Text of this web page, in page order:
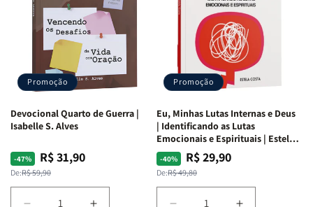
Promoção
Devocional Quarto de Guerra |
Isabelle S. Alves
-47%
Preço
normal
De:R$ 59,90
Preço
promocional
R$ 31,90
Promoção
Eu, Minhas Lutas Internas e Deus
| Identificando as Lutas
Emocionais e Espirituais | Estela
Costa
-40%
Preço
normal
De:R$ 49,80
Preço
promocional
R$ 29,90